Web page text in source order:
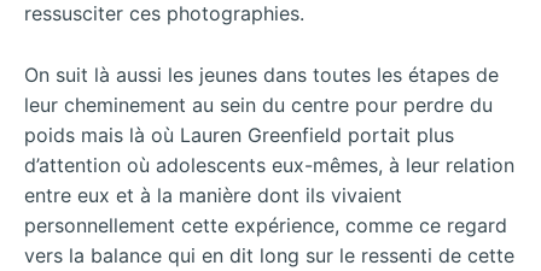
ressusciter ces photographies.
On suit là aussi les jeunes dans toutes les étapes de
leur cheminement au sein du centre pour perdre du
poids mais là où Lauren Greenfield portait plus
d’attention où adolescents eux-mêmes, à leur relation
entre eux et à la manière dont ils vivaient
personnellement cette expérience, comme ce regard
vers la balance qui en dit long sur le ressenti de cette